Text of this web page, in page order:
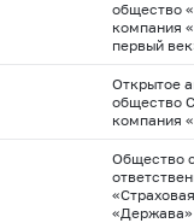
общество
компания
первый
Открытое
общество
компания
Общество
«Держава»